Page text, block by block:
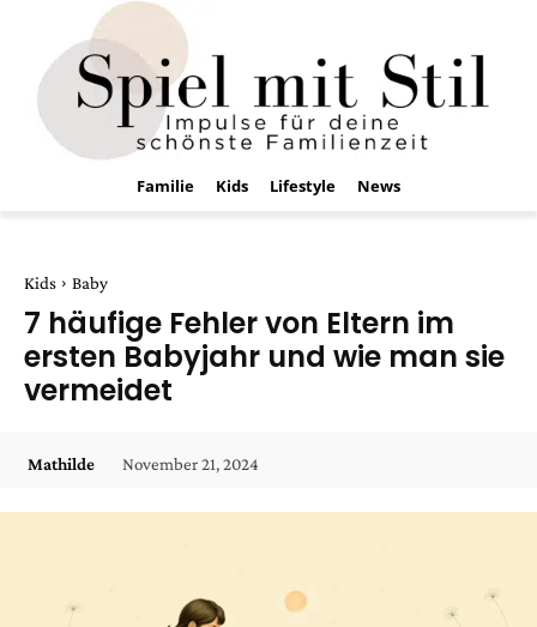
Familie Kids Lifestyle News
Kids Baby
7 häufige Fehler von Eltern im
ersten Babyjahr und wie man sie
vermeidet
Mathilde November 21, 2024